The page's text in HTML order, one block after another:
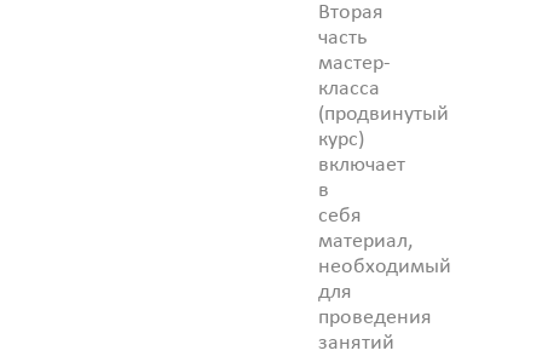
Вторая
часть
мастер-
класса
(продвинутый
курс)
включает
в
себя
материал,
необходимый
для
проведения
занятий